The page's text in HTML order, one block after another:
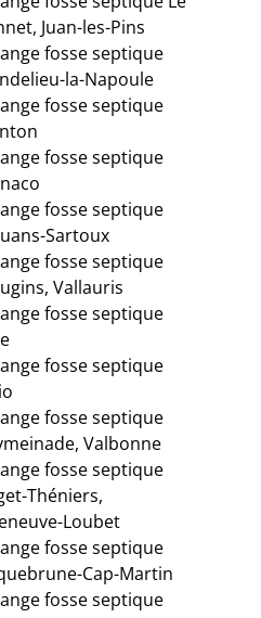
Juan-les-Pins
fosse septique
la-Napoule
fosse septique
fosse septique
fosse septique
Sartoux
fosse septique
Vallauris
fosse septique
fosse septique
fosse septique
Valbonne
fosse septique
Théniers,
Loubet
fosse septique
Cap-Martin
fosse septique